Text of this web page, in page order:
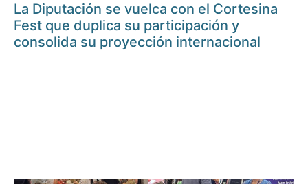
La Diputación se vuelca con el Cortesina
Fest que duplica su participación y
consolida su proyección internacional